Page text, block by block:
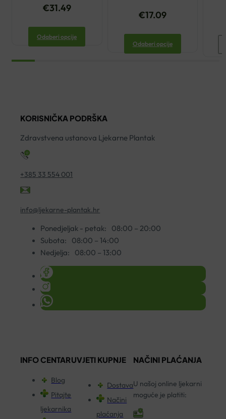
€31.49
Odaberi opcije
€17.09
Odaberi opcije
KORISNIČKA PODRŠKA
Zdravstvena ustanova Ljekarne Plantak
+385 33 554 001
info@ljekarne-plantak.hr
Ponedjeljak - petak:
08:00 – 20:00
Subota:
08:00 – 14:00
Nedjelja:
08:00 – 13:00
INFO CENTAR
Blog
Pitajte
ljekarnika
UVJETI KUPNJE
Dostava
Načini
plaćanja
NAČINI PLAĆANJA
U našoj online ljekarni
moguće je platiti: